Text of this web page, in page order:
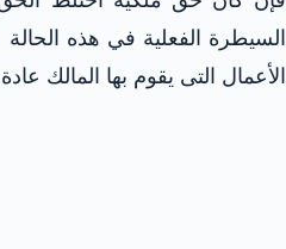
السيطرة الفعلية في هذه
الأعمال التى يقوم بها المالك